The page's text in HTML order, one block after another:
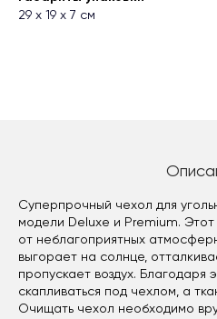
29 х 19 х 7 см
Суперпрочный чехол для
модели Deluxe и Premium.
от неблагоприятных
выгорает на солнце,
пропускает воздух. Благодаря
скапливаться под чехлом, а
Очищать чехол необходимо